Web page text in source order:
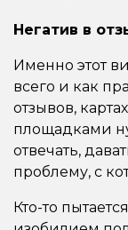
Негатив в
Именно этот
всего и как
отзывов,
площадками
отвечать,
проблему, с
Кто-то